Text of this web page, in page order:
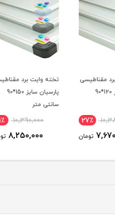
تخته وایت برد مقناطیسی
پارسیان سایز 150*90
10,390,000 21٪
8,250,000 تومان